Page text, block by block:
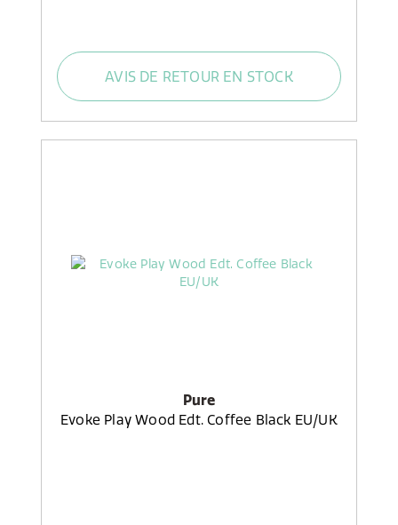
AVIS DE RETOUR EN STOCK
Pure
Evoke Play Wood Edt. Coffee Black EU/UK